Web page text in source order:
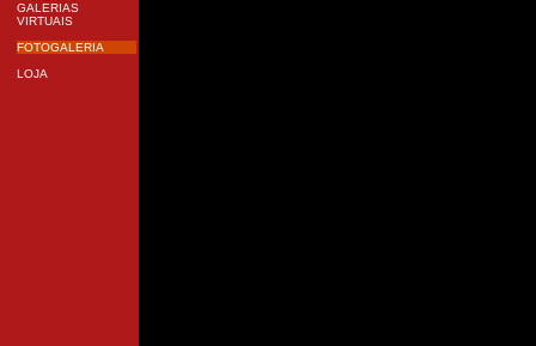
GALERIAS
VIRTUAIS
FOTOGALERIA
LOJA